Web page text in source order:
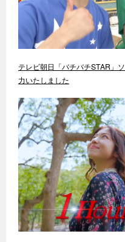
テレビ朝日「バチバチSTAR」
力いたしました